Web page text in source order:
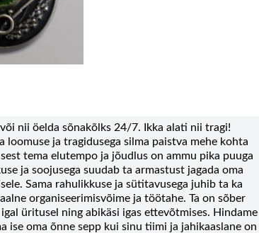
nii öelda sõnakõlks 24/7. Ikka alati nii tragi!
loomuse ja tragidusega silma paistva mehe kohta
tema elutempo ja jõudlus on ammu pika puuga
ja soojusega suudab ta armastust jagada oma
Sama rahulikkuse ja sütitavusega juhib ta ka
organiseerimisvõime ja töötahe. Ta on sõber
üritusel ning abikäsi igas ettevõtmises. Hindame
ise oma õnne sepp kui sinu tiimi ja jahikaaslane on